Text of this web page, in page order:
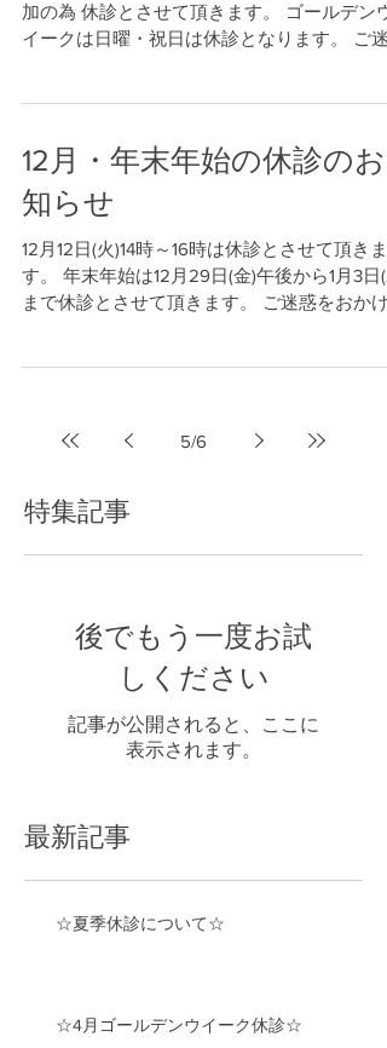
加の為 休診とさせて頂きます。 ゴールデンウ
イークは日曜・祝日は休診となります。 ご迷
12月・年末年始の休診のお
知らせ
12月12日(火)14時～16時は休診とさせて頂きま
す。 年末年始は12月29日(金)午後から1月3日(
まで休診とさせて頂きます。 ご迷惑をおかけ
5/6
特集記事
後でもう一度お試
しください
記事が公開されると、ここに
表示されます。
最新記事
☆夏季休診について☆
☆4月ゴールデンウイーク休診☆